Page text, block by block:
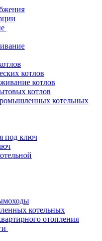
котлов
котлов
котлов
котельных
под ключ
котельных
отопления